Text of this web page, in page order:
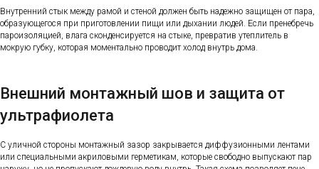
Внутренний стык между рамой и стеной должен быть надежно защищен от пара,
образующегося при приготовлении пищи или дыхании людей. Если пренебречь
пароизоляцией, влага сконденсируется на стыке, превратив утеплитель в
мокрую губку, которая моментально проводит холод внутрь дома.
Внешний монтажный шов и защита от
ультрафиолета
С уличной стороны монтажный зазор закрывается диффузионными лентами
или специальными акриловыми герметикам, которые свободно выпускают пар